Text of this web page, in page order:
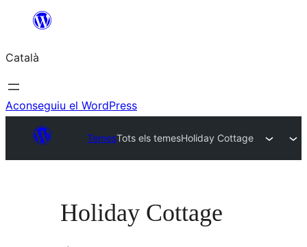
contingut
Català
Aconseguiu el WordPress
TemesTots els temesHoliday Cottage
Holiday Cottage